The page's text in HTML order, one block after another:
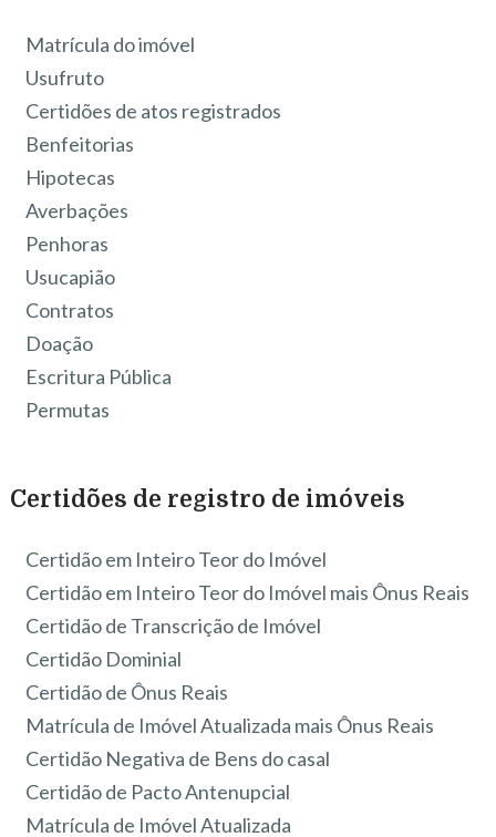
Matrícula do imóvel
Usufruto
Certidões de atos registrados
Benfeitorias
Hipotecas
Averbações
Penhoras
Usucapião
Contratos
Doação
Escritura Pública
Permutas
Certidões de registro de imóveis
Certidão em Inteiro Teor do Imóvel
Certidão em Inteiro Teor do Imóvel mais Ônus Reais
Certidão de Transcrição de Imóvel
Certidão Dominial
Certidão de Ônus Reais
Matrícula de Imóvel Atualizada mais Ônus Reais
Certidão Negativa de Bens do casal
Certidão de Pacto Antenupcial
Matrícula de Imóvel Atualizada